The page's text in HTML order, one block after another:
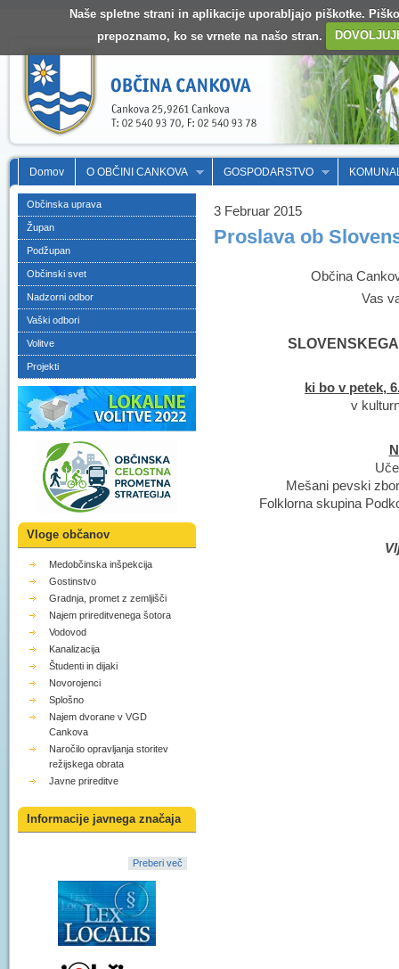
Naše spletne strani in aplikacije uporabljajo piškotke.
prepoznamo, ko se vrnete na našo stran.
Domov O OBČINI CANKOVA GOSPODARSTVO
Občinska uprava
Župan
Podžupan
Občinski svet
Nadzorni odbor
Vaški odbori
Volitve
Projekti
Vloge občanov
Medobčinska inšpekcija
Gostinstvo
Gradnja, promet z zemljišči
Najem prireditvenega šotora
Vodovod
Kanalizacija
Študenti in dijaki
Novorojenci
Splošno
Najem dvorane v VGD
Cankova
Naročilo opravljanja storitev
režijskega obrata
Javne prireditve
Informacije javnega značaja
Preberi več
3 Februar 2015
Proslava ob
Občina
Vas
ki bo v petek,
v
Mešani pevski
Folklorna skupina